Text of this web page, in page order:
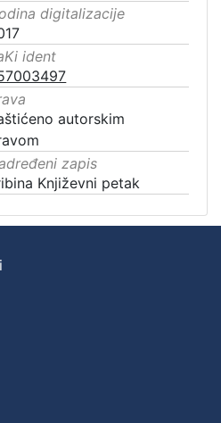
digitalizacije
ident
autorskim
zapis
Književni petak